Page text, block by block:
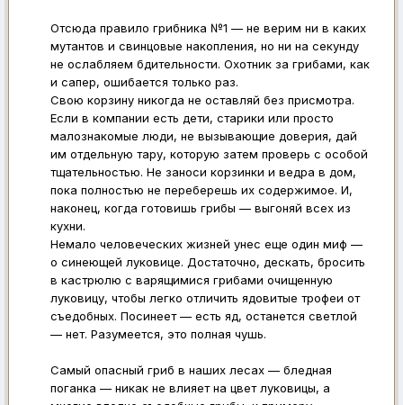
Отсюда правило грибника №1 — не верим ни в каких
мутантов и свинцовые накопления, но ни на секунду
не ослабляем бдительности. Охотник за грибами, как
и сапер, ошибается только раз.
Свою корзину никогда не оставляй без присмотра.
Если в компании есть дети, старики или просто
малознакомые люди, не вызывающие доверия, дай
им отдельную тару, которую затем проверь с особой
тщательностью. Не заноси корзинки и ведра в дом,
пока полностью не переберешь их содержимое. И,
наконец, когда готовишь грибы — выгоняй всех из
кухни.
Немало человеческих жизней унес еще один миф —
о синеющей луковице. Достаточно, дескать, бросить
в кастрюлю с варящимися грибами очищенную
луковицу, чтобы легко отличить ядовитые трофеи от
съедобных. Посинеет — есть яд, останется светлой
— нет. Разумеется, это полная чушь.
Самый опасный гриб в наших лесах — бледная
поганка — никак не влияет на цвет луковицы, а